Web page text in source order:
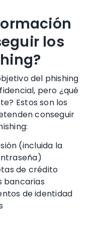
los
del phishing
, pero ¿qué
Estos son los
conseguir
:
(incluida la
de crédito
bancarias
de identidad